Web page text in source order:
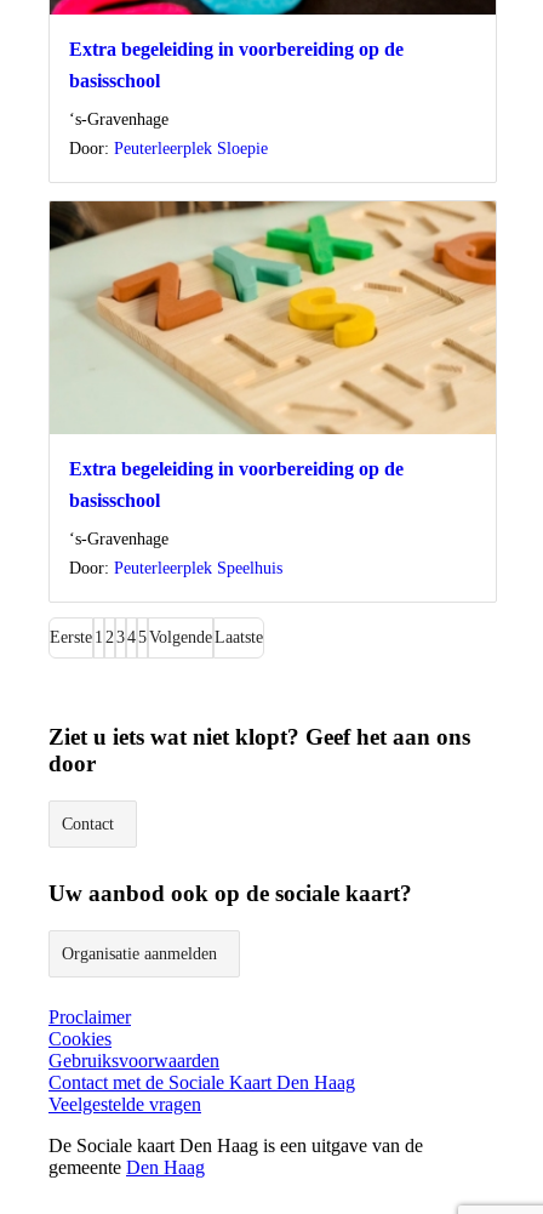
Extra begeleiding in voorbereiding op de
basisschool
Locatie
‘s-Gravenhage
Door: Peuterleerplek Sloepie
Extra begeleiding in voorbereiding op de
basisschool
Locatie
‘s-Gravenhage
Door: Peuterleerplek Speelhuis
Eerste 1 2345VolgendeLaatste
Ziet u iets wat niet klopt? Geef het aan ons
door
Contact
Uw aanbod ook op de sociale kaart?
Organisatie aanmelden
Proclaimer
Cookies
Gebruiksvoorwaarden
Contact met de Sociale Kaart Den Haag
Veelgestelde vragen
De Sociale kaart Den Haag is een uitgave van de
gemeente Den Haag